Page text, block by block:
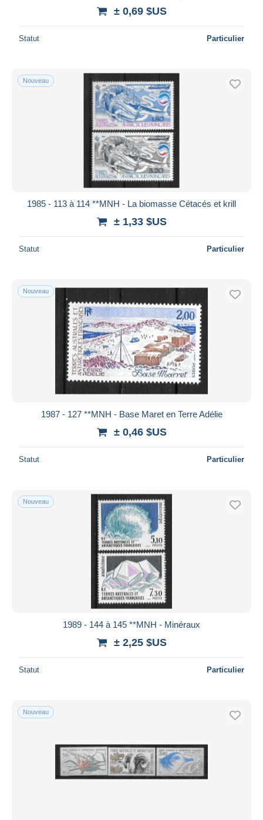
± 0,69 $US
Statut Particulier
Nouveau
1985 - 113 à 114 **MNH - La biomasse Cétacés et krill
± 1,33 $US
Statut Particulier
Nouveau
1987 - 127 **MNH - Base Maret en Terre Adélie
± 0,46 $US
Statut Particulier
Nouveau
1989 - 144 à 145 **MNH - Minéraux
± 2,25 $US
Statut Particulier
Nouveau